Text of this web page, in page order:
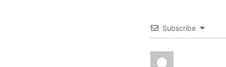
Subscribe